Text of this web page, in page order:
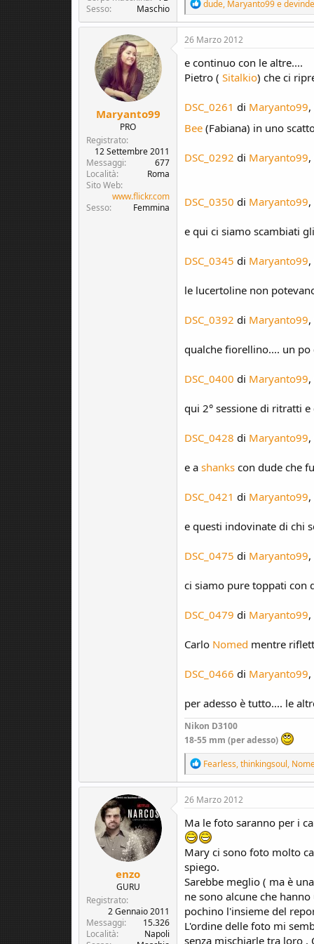
Sesso
Maschio
e
a
c
o
n
:
dude, Maryanto99edevinde
Maryanto99
PRO
Registrato
12 Settembre 2011
Messaggi
677
Località
Roma
Sito Web
www.flickr.com
Sesso
Femmina
26 Marzo 2012
e continuo con le altre....
Pietro ( Sitalkio) che ci
DSC_0261 di Maryanto99
Bee (Fabiana) in uno
DSC_0292 di Maryanto99
DSC_0350 di Maryanto99
e qui ci siamo scambiati
DSC_0345 di Maryanto99
le lucertoline non
DSC_0392 di Maryanto99
qualche fiorellino.... un po
DSC_0400 di Maryanto99
qui 2° sessione di ritratti
DSC_0428 di Maryanto99
e a shanks con dude che
DSC_0421 di Maryanto99
e questi indovinate di chi
DSC_0475 di Maryanto99
ci siamo pure toppati con
DSC_0479 di Maryanto99
Carlo Nomed mentre
DSC_0466 di Maryanto99
per adesso è tutto.... le
Nikon D3100
18-55 mm (per adesso)
R
e
a
c
i
o
n
s
:
Fearless,thinkingsoul,
enzo
GURU
Registrato
2 Gennaio 2011
Messaggi
15.326
Località
Napoli
26 Marzo 2012
Ma le foto saranno per i
Mary ci sono foto molto
spiego.
Sarebbe meglio ( ma è
ne sono alcune che
pochino l'insieme del
L'ordine delle foto mi
senza mischiarle tra loro .